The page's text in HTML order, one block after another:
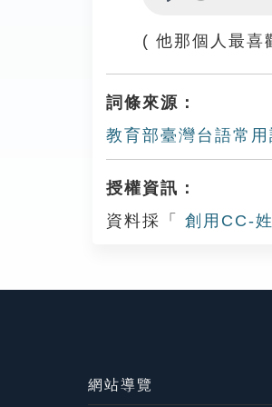
( 他那個人最喜
詞條來源：
教育部臺灣台語常
授權資訊：
資料採「
創用CC-
網站導覽